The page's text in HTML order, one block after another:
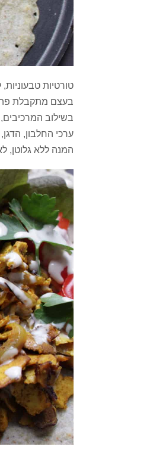
טורטיות
בעצם מתקבלת
בשילוב המרכיבים,
ערכי החלבון,
המנה ללא גלוטן,